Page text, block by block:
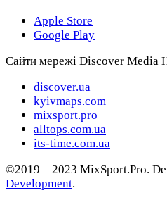
Apple Store
Google Play
Сайти мережі Discover Media
discover.ua
kyivmaps.com
mixsport.pro
alltops.com.ua
its-time.com.ua
©2019—2023 MixSport.Pro.
Development.